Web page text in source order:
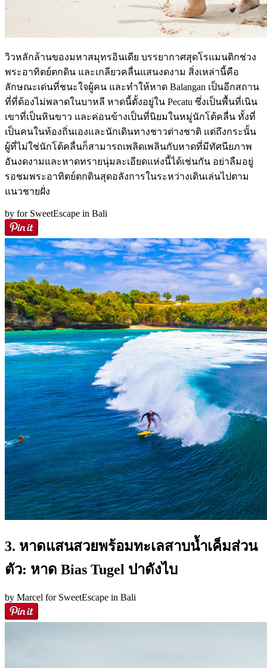
วิวหลักล้านของมหาสมุทรอินเดีย บรรยากาศสุดโรแมนติกช่วง
พระอาทิตย์ตกดิน และเกลียวคลื่นแสนงดงาม สิ่งเหล่านี้คือ
ลักษณะเด่นที่ชนะใจผู้คน และทำให้หาด Balangan เป็นอีกสถาน
ที่ที่ต้องไม่พลาดในบาหลี หาดนี้ตั้งอยู่ใน Pecatu ซึ่งเป็นพื้นที่เนิน
เขาที่เป็นหินขาว และค่อนข้างเป็นที่นิยมในหมู่นักโต้คลื่น ทั้งที่
เป็นคนในท้องถิ่นเองและนักเดินทางชาวต่างชาติ แต่ถึงกระนั้น
ผู้ที่ไม่ใช่นักโต้คลื่นก็สามารถเพลิดเพลินกับหาดที่มีทัศนียภาพ
อันงดงามและหาดทรายนุ่มละเอียดแห่งนี้ได้เช่นกัน อย่าลืมอยู่
รอชมพระอาทิตย์ตกดินสุดอลังการในระหว่างเดินเล่นไปตาม
แนวชายฝั่ง
by for SweetEscape in Bali
3. หาดแสนสวยพร้อมทะเลสาบน้ำเค็มส่วน
ตัว: หาด Bias Tugel ปาดังไบ
by Marcel for SweetEscape in Bali